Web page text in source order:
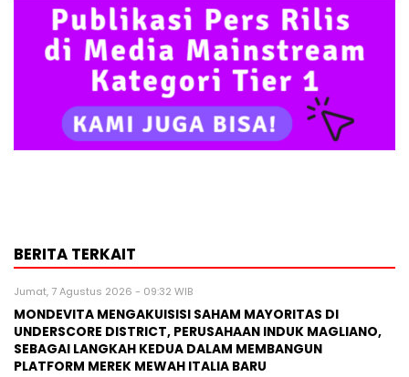
BERITA TERKAIT
Jumat, 7 Agustus 2026 - 09:32 WIB
MONDEVITA MENGAKUISISI SAHAM MAYORITAS DI
UNDERSCORE DISTRICT, PERUSAHAAN INDUK MAGLIANO,
SEBAGAI LANGKAH KEDUA DALAM MEMBANGUN
PLATFORM MEREK MEWAH ITALIA BARU